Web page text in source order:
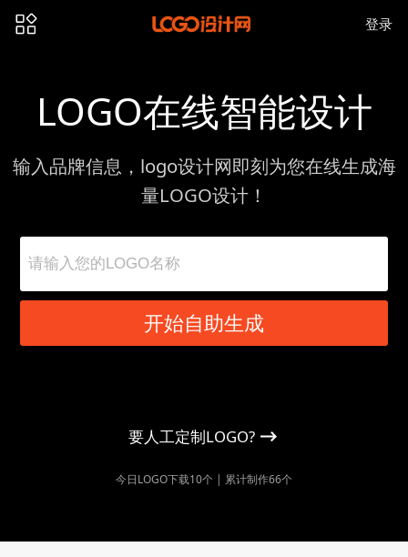
登录
LOGO在线智能设计
输入品牌信息，logo设计网即刻为您在线生成海
量LOGO设计！
开始自助生成
要人工定制LOGO?
今日LOGO下载10个 | 累计制作66个